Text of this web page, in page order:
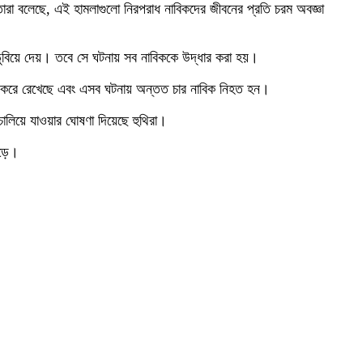
বলেছে, এই হামলাগুলো নিরপরাধ নাবিকদের জীবনের প্রতি চরম অবজ্ঞা
দেয়। তবে সে ঘটনায় সব নাবিককে উদ্ধার করা হয়।
রেখেছে এবং এসব ঘটনায় অন্তত চার নাবিক নিহত হন।
যাওয়ার ঘোষণা দিয়েছে হুথিরা।